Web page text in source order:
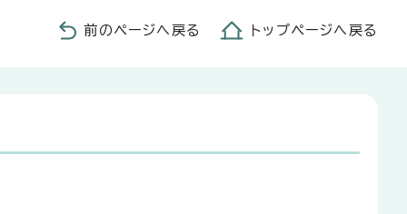
前のページへ戻る トップページへ戻る